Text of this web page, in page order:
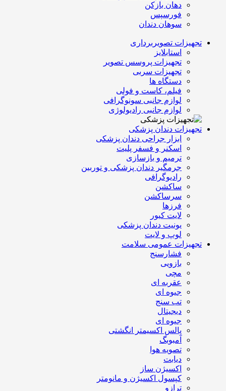
دهان بازکن
فورسپس
سوهان دندان
تجهیزات تصویربرداری
استابلایز
تجهیزات پروسس تصویر
تجهیزات سربی
دستگاه ها
فیلم، کاست و فولی
لوازم جانبی سونوگرافی
لوازم جانبی رادیولوژی
تجهیزات دندان پزشکی
ابزار جراحی دندان پزشکی
اسکنر و فسفر پلیت
ترمیم و بازسازی
جرمگیر دندان پزشکی و توربین
رادیوگرافی
ساکشن
سرساکشن
فرزها
لایت کیور
یونیت دندان پزشکی
لوپ و لایت
تجهیزات عمومی سلامت
فشارسنج
بازویی
مچی
عقربه ای
جیوه ای
تب سنج
دیجیتال
جیوه ای
پالس اکسیمتر انگشتی
آمبوبگ
تصویه هوا
دیابت
اکسیژن ساز
کپسول اکسیژن و مانومتر
ترازو